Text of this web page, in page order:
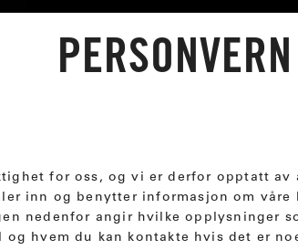
PERSONVERN
for oss, og vi er derfor opptatt av
inn og benytter informasjon om
nedenfor angir hvilke opplysninger
hvem du kan kontakte hvis det er